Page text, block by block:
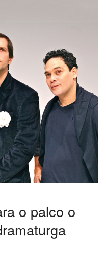
o palco o